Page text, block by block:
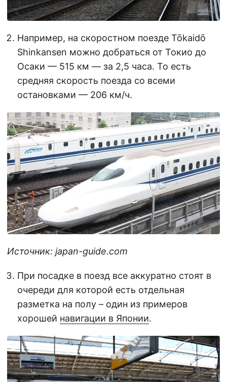
Например, на скоростном поезде Tōkaidō
Shinkansen можно добраться от Токио до
Осаки — 515 км — за 2,5 часа. То есть
средняя скорость поезда со всеми
остановками — 206 км/ч.
Источник: japan-guide.com
При посадке в поезд все аккуратно стоят в
очереди для которой есть отдельная
разметка на полу – один из примеров
хорошей навигации в Японии.